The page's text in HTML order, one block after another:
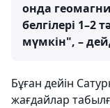
онда
белгілері 1–2
мүмкін", –
Бұған дейін
жағдайлар